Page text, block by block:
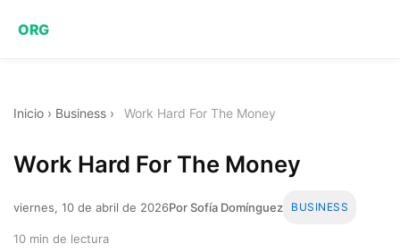
ORG
Inicio › Business › Work Hard For The Money
Work Hard For The Money
viernes, 10 de abril de 2026Por Sofía Domínguez BUSINESS
10 min de lectura